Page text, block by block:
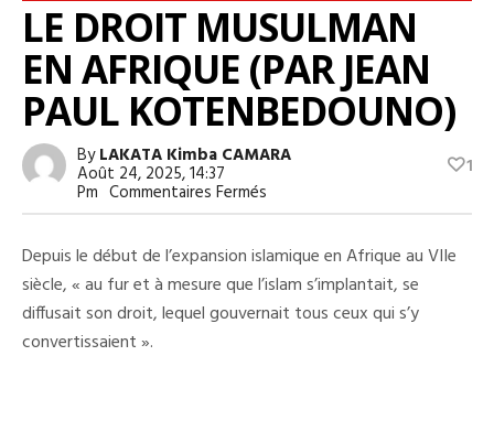
LE DROIT MUSULMAN
EN AFRIQUE (PAR JEAN
PAUL KOTENBEDOUNO)
ByLAKATA Kimba CAMARA
Août 24, 2025, 14:37
Pm Commentaires Fermés
LE
MUSULMAN
EN
AFRIQUE
(PAR
JEAN
1
Depuis le début de l’expansion islamique en Afrique au VIIe
siècle, « au fur et à mesure que l’islam s’implantait, se
diffusait son droit, lequel gouvernait tous ceux qui s’y
convertissaient ».